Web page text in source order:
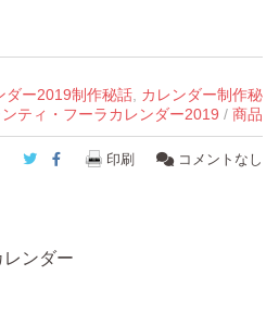
ダー2019制作秘話 カレンダー制作秘
ティ・フーラカレンダー2019 / 商品
Twitter
Facebook
印刷 コメントなし
ンダー